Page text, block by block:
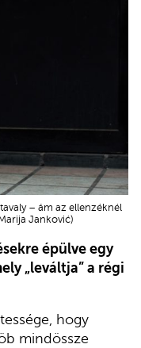
– ám az ellenzéknél
Janković)
épülve egy
„leváltja” a régi
hogy
mindössze